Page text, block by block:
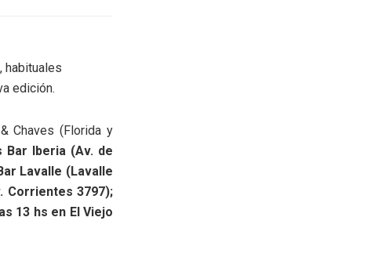
habituales
edición.
Chaves (Florida y
Bar Iberia (Av. de
Lavalle (Lavalle
Corrientes 3797);
13 hs en El Viejo